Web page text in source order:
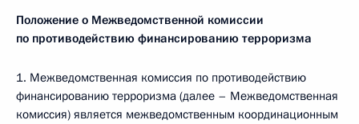
Положение о Межведомственной комиссии
по противодействию финансированию терроризма
1. Межведомственная комиссия по противодействию
финансированию терроризма (далее – Межведомственная
комиссия) является межведомственным координационным